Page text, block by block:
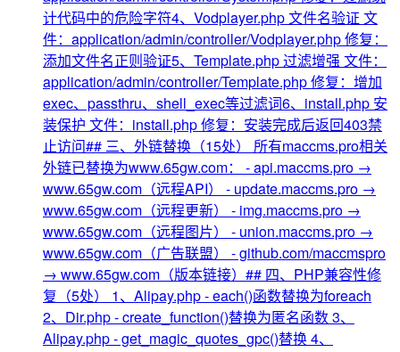
计代码中的危险字符4、Vodplayer.php 文件名验证 文
件：application/admin/controller/Vodplayer.php 修复：
添加文件名正则验证5、Template.php 过滤增强 文件：
application/admin/controller/Template.php 修复：增加
exec、passthru、shell_exec等过滤词6、install.php 安
装保护 文件：install.php 修复：安装完成后返回403禁
止访问## 三、外链替换（15处） 所有maccms.pro相关
外链已替换为www.65gw.com： - api.maccms.pro →
www.65gw.com（远程API） - update.maccms.pro →
www.65gw.com（远程更新） - img.maccms.pro →
www.65gw.com（远程图片） - union.maccms.pro →
www.65gw.com（广告联盟） - github.com/maccmspro
→ www.65gw.com（版本链接）## 四、PHP兼容性修
复（5处） 1、Alipay.php - each()函数替换为foreach
2、Dir.php - create_function()替换为匿名函数 3、
Alipay.php - get_magic_quotes_gpc()替换 4、